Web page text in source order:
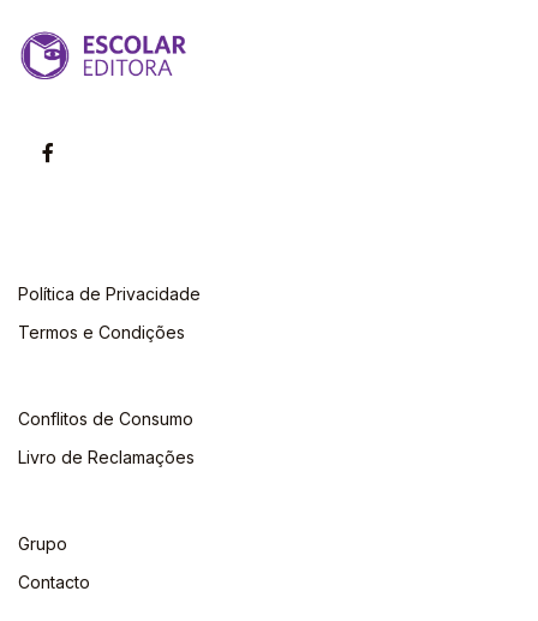
Política de Privacidade
Termos e Condições
Conflitos de Consumo
Livro de Reclamações
Grupo
Contacto